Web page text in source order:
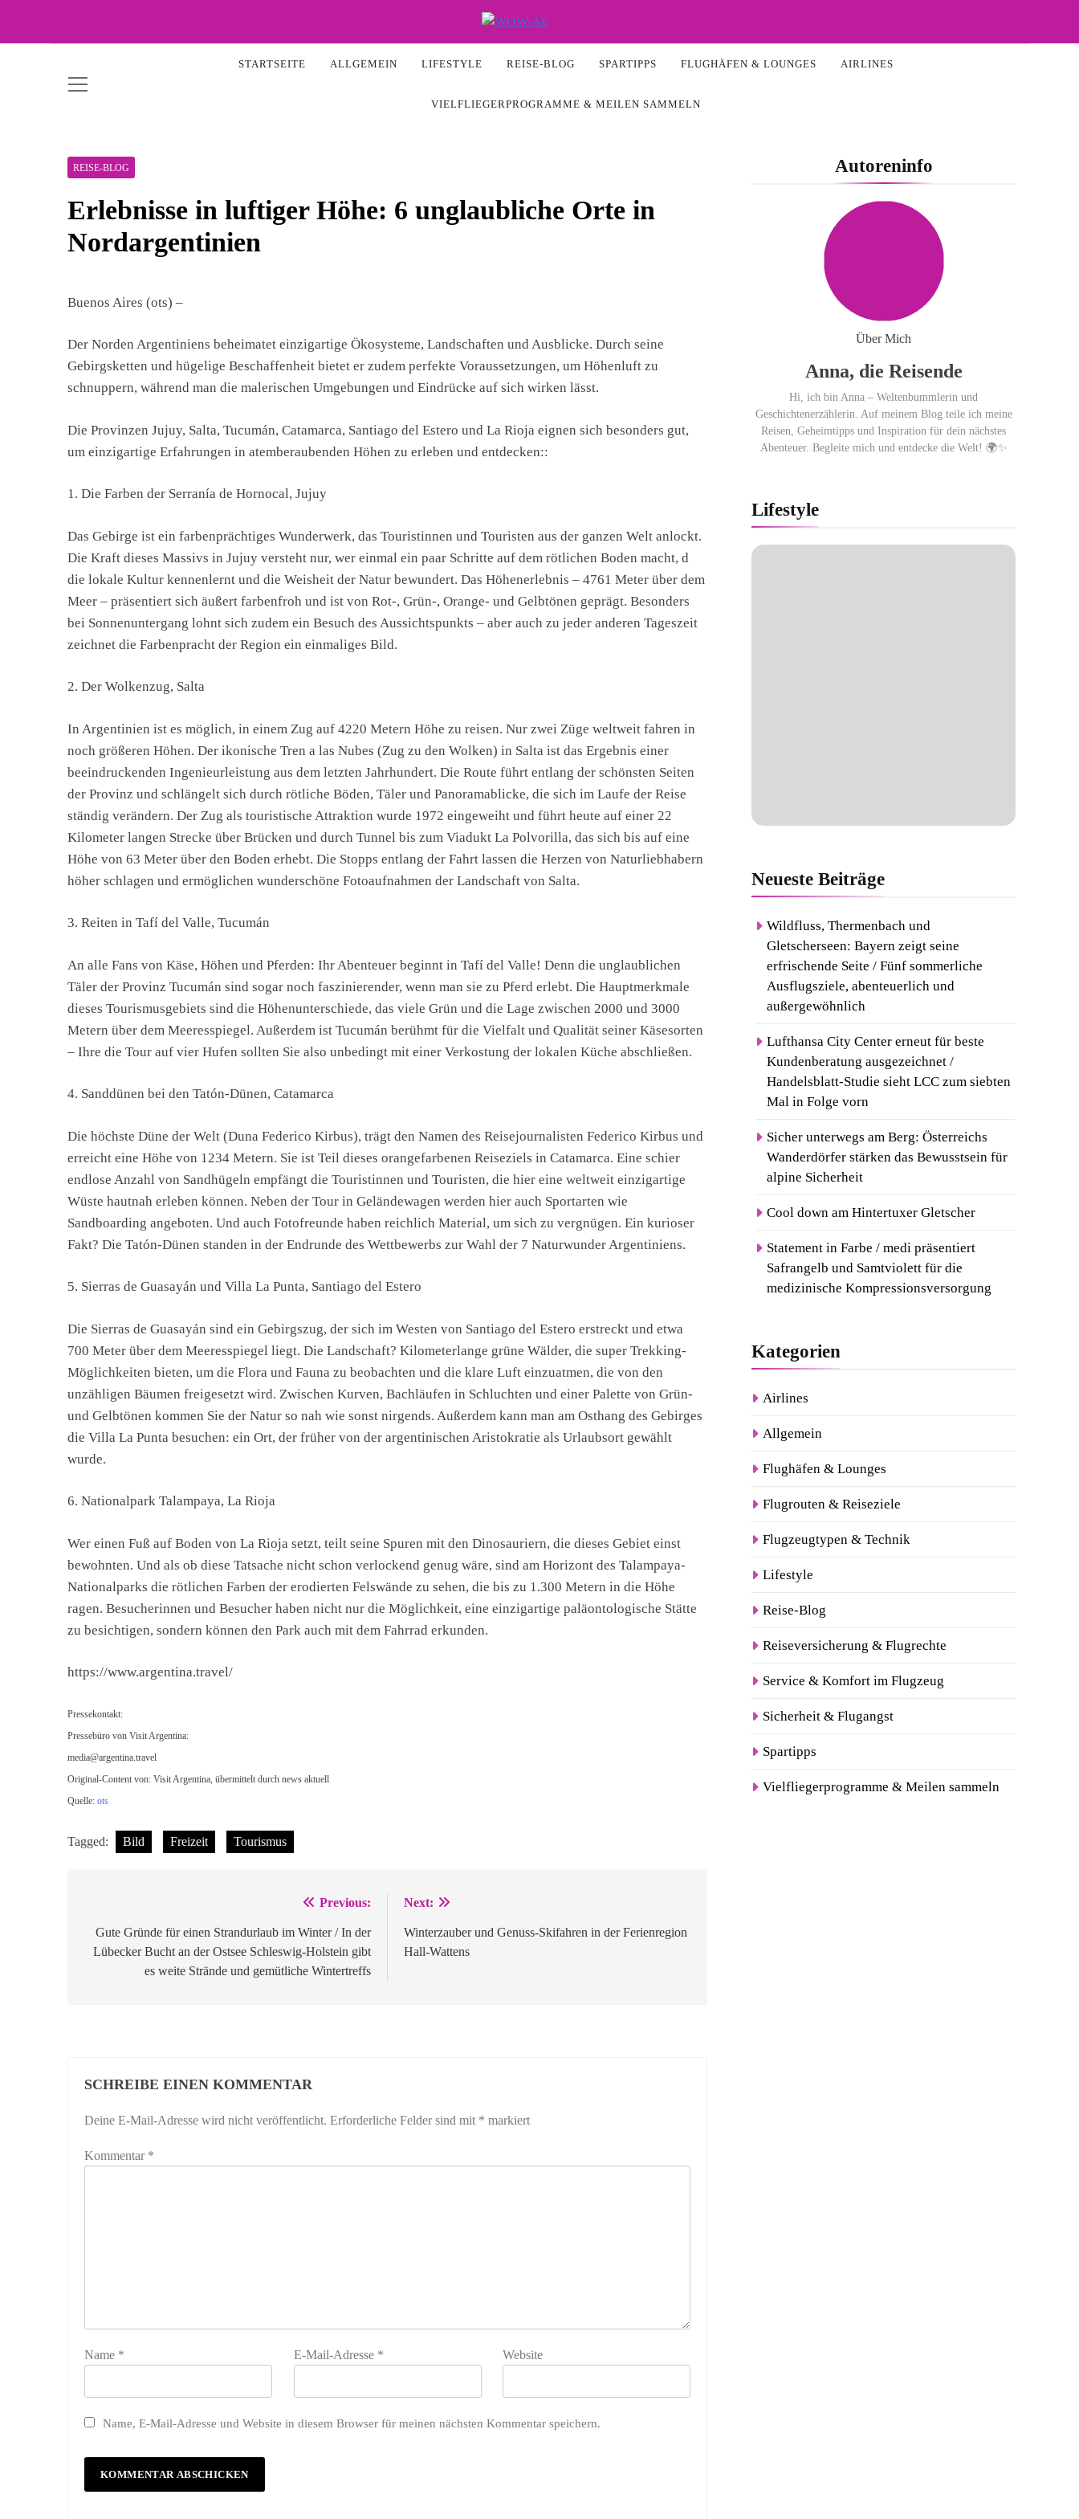
content
WOW-Air
STARTSEITE ALLGEMEIN LIFESTYLE REISE-BLOG SPARTIPPS FLUGHÄFEN & LOUNGES AIRLINES
VIELFLIEGERPROGRAMME & MEILEN SAMMELN
REISE-BLOG
Erlebnisse in luftiger Höhe: 6 unglaubliche Orte in
Nordargentinien
Buenos Aires (ots) –
Der Norden Argentiniens beheimatet einzigartige Ökosysteme, Landschaften und Ausblicke. Durch seine
Gebirgsketten und hügelige Beschaffenheit bietet er zudem perfekte Voraussetzungen, um Höhenluft zu
schnuppern, während man die malerischen Umgebungen und Eindrücke auf sich wirken lässt.
Die Provinzen Jujuy, Salta, Tucumán, Catamarca, Santiago del Estero und La Rioja eignen sich besonders gut,
um einzigartige Erfahrungen in atemberaubenden Höhen zu erleben und entdecken::
1. Die Farben der Serranía de Hornocal, Jujuy
Das Gebirge ist ein farbenprächtiges Wunderwerk, das Touristinnen und Touristen aus der ganzen Welt anlockt.
Die Kraft dieses Massivs in Jujuy versteht nur, wer einmal ein paar Schritte auf dem rötlichen Boden macht, d
die lokale Kultur kennenlernt und die Weisheit der Natur bewundert. Das Höhenerlebnis – 4761 Meter über dem
Meer – präsentiert sich äußert farbenfroh und ist von Rot-, Grün-, Orange- und Gelbtönen geprägt. Besonders
bei Sonnenuntergang lohnt sich zudem ein Besuch des Aussichtspunkts – aber auch zu jeder anderen Tageszeit
zeichnet die Farbenpracht der Region ein einmaliges Bild.
2. Der Wolkenzug, Salta
In Argentinien ist es möglich, in einem Zug auf 4220 Metern Höhe zu reisen. Nur zwei Züge weltweit fahren in
noch größeren Höhen. Der ikonische Tren a las Nubes (Zug zu den Wolken) in Salta ist das Ergebnis einer
beeindruckenden Ingenieurleistung aus dem letzten Jahrhundert. Die Route führt entlang der schönsten Seiten
der Provinz und schlängelt sich durch rötliche Böden, Täler und Panoramablicke, die sich im Laufe der Reise
ständig verändern. Der Zug als touristische Attraktion wurde 1972 eingeweiht und führt heute auf einer 22
Kilometer langen Strecke über Brücken und durch Tunnel bis zum Viadukt La Polvorilla, das sich bis auf eine
Höhe von 63 Meter über den Boden erhebt. Die Stopps entlang der Fahrt lassen die Herzen von Naturliebhabern
höher schlagen und ermöglichen wunderschöne Fotoaufnahmen der Landschaft von Salta.
3. Reiten in Tafí del Valle, Tucumán
An alle Fans von Käse, Höhen und Pferden: Ihr Abenteuer beginnt in Tafí del Valle! Denn die unglaublichen
Täler der Provinz Tucumán sind sogar noch faszinierender, wenn man sie zu Pferd erlebt. Die Hauptmerkmale
dieses Tourismusgebiets sind die Höhenunterschiede, das viele Grün und die Lage zwischen 2000 und 3000
Metern über dem Meeresspiegel. Außerdem ist Tucumán berühmt für die Vielfalt und Qualität seiner Käsesorten
– Ihre die Tour auf vier Hufen sollten Sie also unbedingt mit einer Verkostung der lokalen Küche abschließen.
4. Sanddünen bei den Tatón-Dünen, Catamarca
Die höchste Düne der Welt (Duna Federico Kirbus), trägt den Namen des Reisejournalisten Federico Kirbus und
erreicht eine Höhe von 1234 Metern. Sie ist Teil dieses orangefarbenen Reiseziels in Catamarca. Eine schier
endlose Anzahl von Sandhügeln empfängt die Touristinnen und Touristen, die hier eine weltweit einzigartige
Wüste hautnah erleben können. Neben der Tour in Geländewagen werden hier auch Sportarten wie
Sandboarding angeboten. Und auch Fotofreunde haben reichlich Material, um sich zu vergnügen. Ein kurioser
Fakt? Die Tatón-Dünen standen in der Endrunde des Wettbewerbs zur Wahl der 7 Naturwunder Argentiniens.
5. Sierras de Guasayán und Villa La Punta, Santiago del Estero
Die Sierras de Guasayán sind ein Gebirgszug, der sich im Westen von Santiago del Estero erstreckt und etwa
700 Meter über dem Meeresspiegel liegt. Die Landschaft? Kilometerlange grüne Wälder, die super Trekking-
Möglichkeiten bieten, um die Flora und Fauna zu beobachten und die klare Luft einzuatmen, die von den
unzähligen Bäumen freigesetzt wird. Zwischen Kurven, Bachläufen in Schluchten und einer Palette von Grün-
und Gelbtönen kommen Sie der Natur so nah wie sonst nirgends. Außerdem kann man am Osthang des Gebirges
die Villa La Punta besuchen: ein Ort, der früher von der argentinischen Aristokratie als Urlaubsort gewählt
wurde.
6. Nationalpark Talampaya, La Rioja
Wer einen Fuß auf Boden von La Rioja setzt, teilt seine Spuren mit den Dinosauriern, die dieses Gebiet einst
bewohnten. Und als ob diese Tatsache nicht schon verlockend genug wäre, sind am Horizont des Talampaya-
Nationalparks die rötlichen Farben der erodierten Felswände zu sehen, die bis zu 1.300 Metern in die Höhe
ragen. Besucherinnen und Besucher haben nicht nur die Möglichkeit, eine einzigartige paläontologische Stätte
zu besichtigen, sondern können den Park auch mit dem Fahrrad erkunden.
https://www.argentina.travel/
Pressekontakt:
Pressebüro von Visit Argentina:
media@argentina.travel
Original-Content von: Visit Argentina, übermittelt durch news aktuell
Quelle: ots
Tagged: Bild Freizeit Tourismus
Previous:
Gute Gründe für einen Strandurlaub im Winter / In der
Lübecker Bucht an der Ostsee Schleswig-Holstein gibt
es weite Strände und gemütliche Wintertreffs
Next:
Winterzauber und Genuss-Skifahren in der Ferienregion
Hall-Wattens
SCHREIBE EINEN KOMMENTAR
Deine E-Mail-Adresse wird nicht veröffentlicht. Erforderliche Felder sind mit * markiert
Kommentar *
Name * E-Mail-Adresse * Website
Name, E-Mail-Adresse und Website in diesem Browser für meinen nächsten Kommentar speichern.
Autoreninfo
Über Mich
Anna, die Reisende
Hi, ich bin Anna – Weltenbummlerin und
Geschichtenerzählerin. Auf meinem Blog teile ich meine
Reisen, Geheimtipps und Inspiration für dein nächstes
Abenteuer. Begleite mich und entdecke die Welt! 🌍✨
Lifestyle
NeuesteBeiträge
Wildfluss, Thermenbach und
Gletscherseen: Bayern zeigt seine
erfrischende Seite / Fünf sommerliche
Ausflugsziele, abenteuerlich und
außergewöhnlich
Lufthansa City Center erneut für beste
Kundenberatung ausgezeichnet /
Handelsblatt-Studie sieht LCC zum siebten
Mal in Folge vorn
Sicher unterwegs am Berg: Österreichs
Wanderdörfer stärken das Bewusstsein für
alpine Sicherheit
Cool down am Hintertuxer Gletscher
Statement in Farbe / medi präsentiert
Safrangelb und Samtviolett für die
medizinische Kompressionsversorgung
Kategorien
Airlines
Allgemein
Flughäfen & Lounges
Flugrouten & Reiseziele
Flugzeugtypen & Technik
Lifestyle
Reise-Blog
Reiseversicherung & Flugrechte
Service & Komfort im Flugzeug
Sicherheit & Flugangst
Spartipps
Vielfliegerprogramme & Meilen sammeln